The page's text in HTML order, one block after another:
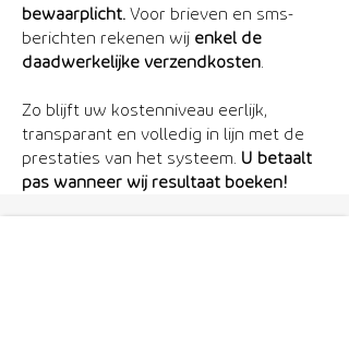
bewaarplicht. Voor brieven en sms-
berichten rekenen wij enkel de
daadwerkelijke verzendkosten
Zo blijft uw kostenniveau eerlijk,
transparant en volledig in lijn met de
prestaties van het systeem. U betaalt
pas wanneer wij resultaat boeken!